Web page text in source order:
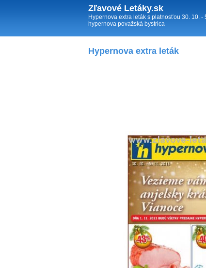
Zľavové Letáky.sk
Hypernova extra leták s platnosťou 30. 10.
hypernova považská bystrica
Hypernova extra leták